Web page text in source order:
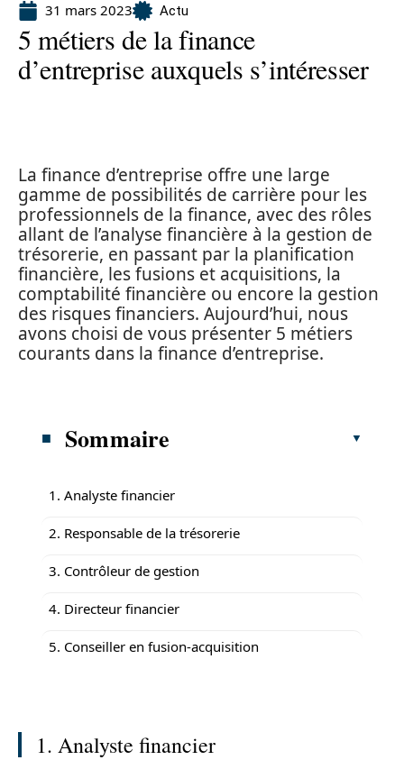
31 mars 2023 Actu
5 métiers de la finance
d’entreprise auxquels s’intéresser
La finance d’entreprise offre une large
gamme de possibilités de carrière pour les
professionnels de la finance, avec des rôles
allant de l’analyse financière à la gestion de
trésorerie, en passant par la planification
financière, les fusions et acquisitions, la
comptabilité financière ou encore la gestion
des risques financiers. Aujourd’hui, nous
avons choisi de vous présenter 5 métiers
courants dans la finance d’entreprise.
Sommaire
1. Analyste financier
2. Responsable de la trésorerie
3. Contrôleur de gestion
4. Directeur financier
5. Conseiller en fusion-acquisition
1. Analyste financier